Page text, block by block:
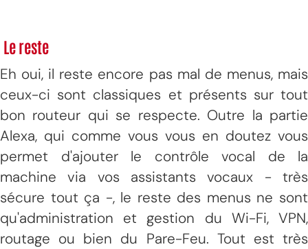
Le reste
Eh oui, il reste encore pas mal de menus, mais
ceux-ci sont classiques et présents sur tout
bon routeur qui se respecte. Outre la partie
Alexa, qui comme vous vous en doutez vous
permet d'ajouter le contrôle vocal de la
machine via vos assistants vocaux - très
sécure tout ça -, le reste des menus ne sont
qu'administration et gestion du Wi-Fi, VPN,
routage ou bien du Pare-Feu. Tout est très